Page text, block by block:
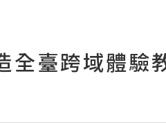
全臺跨域體驗